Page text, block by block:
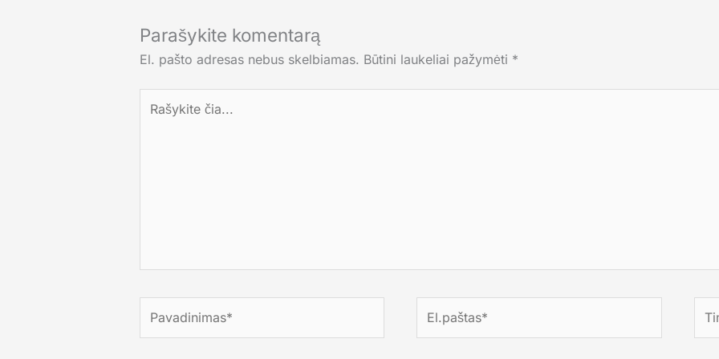
Parašykite komentarą
El. pašto adresas nebus skelbiamas. Būtini laukeliai pažymėti *
čia...